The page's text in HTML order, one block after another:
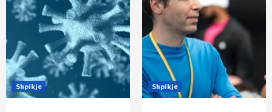
Shpikje Shpikje